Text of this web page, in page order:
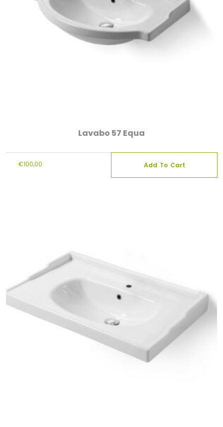
Lavabo 57 Equa
€100,00 Add To Cart